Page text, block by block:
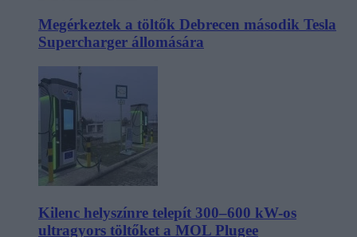
Megérkeztek a töltők Debrecen második Tesla
Supercharger állomására
Kilenc helyszínre telepít 300–600 kW-os
ultragyors töltőket a MOL Plugee